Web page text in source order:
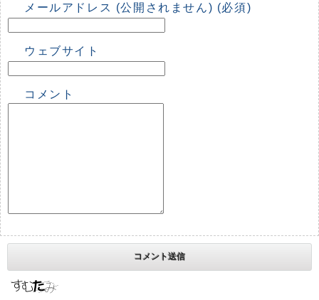
メールアドレス (公開されません) (必須)
ウェブサイト
コメント